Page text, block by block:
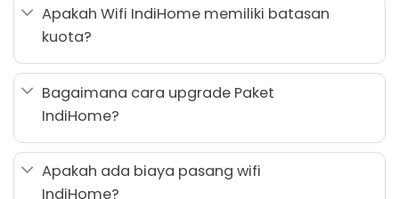
Apakah Wifi IndiHome memiliki batasan
kuota?
Bagaimana cara upgrade Paket
IndiHome?
Apakah ada biaya pasang wifi
IndiHome?